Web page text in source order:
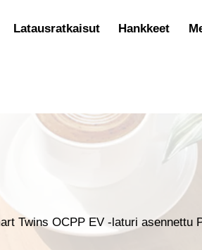
Latausratkaisut Hankkeet
Twins OCPP EV -laturi asennettu